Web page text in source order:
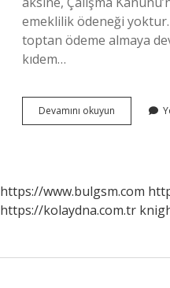
emeklilik ödeneği
toptan ödeme almaya
kıdem…
Devamını okuyun
Sektörde
https://www.bulgsm.com
https://kolaydna.com.tr